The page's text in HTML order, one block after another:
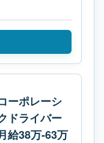
ーポレーシ
ドライバー
給38万-63万